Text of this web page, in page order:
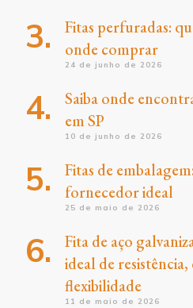
Fitas perfuradas:
onde comprar
24 de junho de 2026
Saiba onde
em SP
10 de junho de 2026
Fitas de
fornecedor ideal
25 de maio de 2026
Fita de aço
ideal de
flexibilidade
11 de maio de 2026